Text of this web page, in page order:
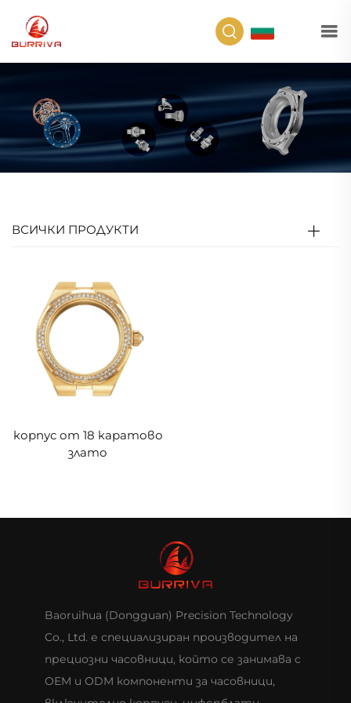
ВСИЧКИ ПРОДУКТИ
корпус от 18 каратово
злато
Baoruihua (Dongguan) Precision Technology
Co., Ltd. е специализиран производител на
прециозни часовници, който се занимава с
OEM и ODM компоненти за часовници,